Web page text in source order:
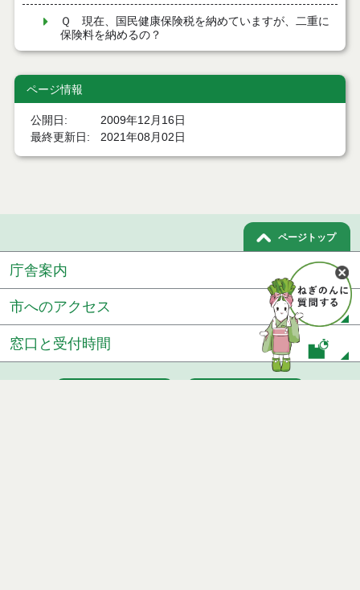
Ｑ 現在、国民健康保険税を納めていますが、二重に
保険料を納めるの？
ページ情報
公開日
2009年12月16日
最終更新日
2021年08月02日
ページトップ
庁舎案内
市へのアクセス
窓口と受付時間